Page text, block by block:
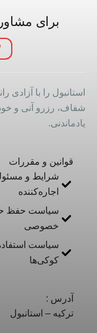
برای
استانبول را با آزادی
شفاف، رزرو آنی و
یادماندنی.
قوانین و مقررات
شرایط و
اجاره‌کننده
سیاست حفظ
خصوصی
سیاست
کوکی‌ها
آدرس :
ترکیه – استانبول